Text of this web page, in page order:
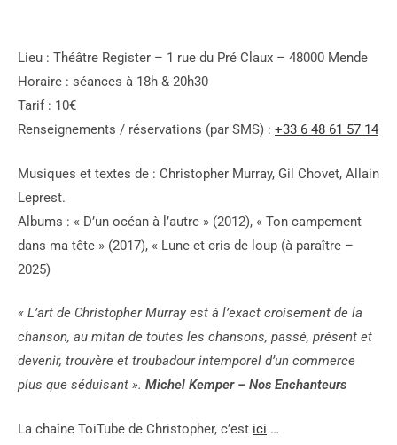
Lieu : Théâtre Register – 1 rue du Pré Claux – 48000 Mende
Horaire : séances à 18h & 20h30
Tarif : 10€
Renseignements / réservations (par SMS) : +33 6 48 61 57 14
Musiques et textes de : Christopher Murray, Gil Chovet, Allain
Leprest.
Albums : « D’un océan à l’autre » (2012), « Ton campement
dans ma tête » (2017), « Lune et cris de loup (à paraître –
2025)
« L’art de Christopher Murray est à l’exact croisement de la
chanson, au mitan de toutes les chansons, passé, présent et
devenir, trouvère et troubadour intemporel d’un commerce
plus que séduisant ». Michel Kemper – Nos Enchanteurs
La chaîne ToiTube de Christopher, c’est ici …